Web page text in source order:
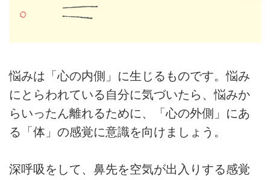
悩みは「心の内側」に生じるものです。悩み
にとらわれている自分に気づいたら、悩みか
らいったん離れるために、「心の外側」にあ
る「体」の感覚に意識を向けましょう。
深呼吸をして、鼻先を空気が出入りする感覚